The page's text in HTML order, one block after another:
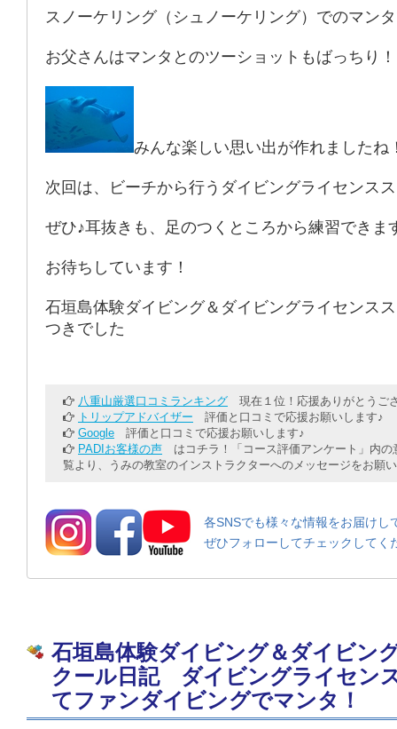
スノーケリング（シュノーケリング）でのマン
お父さんはマンタとのツーショットもばっちり！
みんな楽しい思い出が作れましたね
次回は、ビーチから行うダイビングライセンス
ぜひ♪耳抜きも、足のつくところから練習できま
お待ちしています！
石垣島体験ダイビング＆ダイビングライセンス
つきでした
八重山厳選口コミランキング 現在１位！応援ありがとうご
トリップアドバイザー 評価と口コミで応援お願いします♪
Google 評価と口コミで応援お願いします♪
PADIお客様の声 はコチラ！「コース評価アンケート」内の
覧より、うみの教室のインストラクターへのメッセージをお願
各SNSでも様々な情報をお届けし
ぜひフォローしてチェックしてく
石垣島体験ダイビング＆ダイビン
クール日記 ダイビングライセン
てファンダイビングでマンタ！